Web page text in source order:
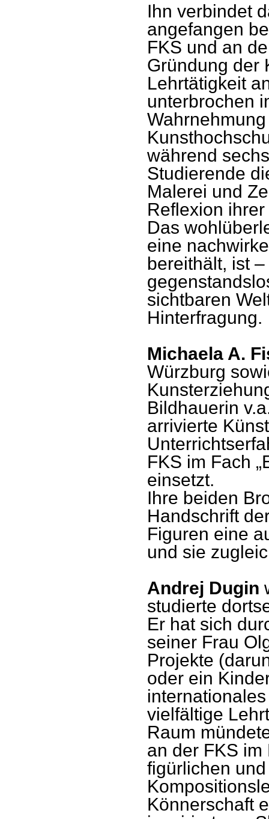
Ihn verbindet
angefangen
FKS und an
Gründung der
Lehrtätigkeit
unterbrochen
während
Studierende
Malerei und
Reflexion
Das
eine
bereithält, ist
sichtbaren
Hinterfragung.
Michaela A.
Würzburg
Bildhauerin
arrivierte
FKS im Fach
einsetzt.
Ihre beiden
Handschrift
Figuren eine
und sie
Andrej Dugin
studierte
Er hat sich
seiner Frau
Projekte
oder ein
vielfältige
Raum
an der FKS
figürlichen
Könnerschaft